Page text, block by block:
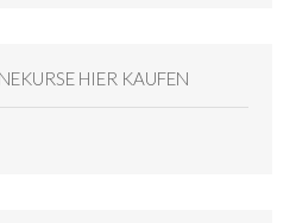
HIER KAUFEN